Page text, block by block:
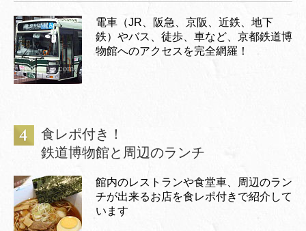
電車（JR、阪急、京阪、近鉄、地下
鉄）やバス、徒歩、車など、京都鉄道博
物館へのアクセスを完全網羅！
食レポ付き！
鉄道博物館と周辺のランチ
館内のレストランや食堂車、周辺のラン
チが出来るお店を食レポ付きで紹介して
います